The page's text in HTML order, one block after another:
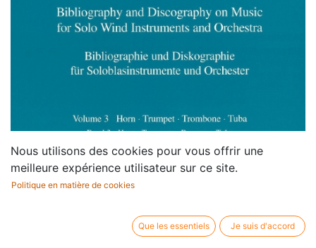
Nous utilisons des cookies pour vous offrir une
meilleure expérience utilisateur sur ce site.
Politique en matière de cookies
Que les essentiels Je suis d'accord